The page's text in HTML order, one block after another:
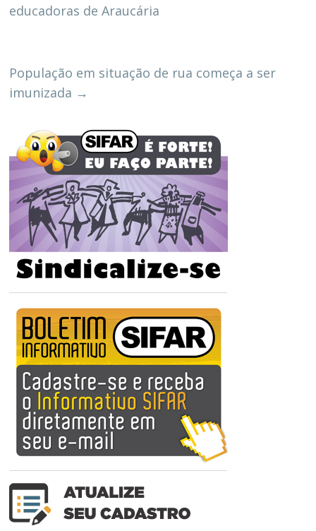
educadoras de Araucária
População em situação de rua começa a ser
imunizada →